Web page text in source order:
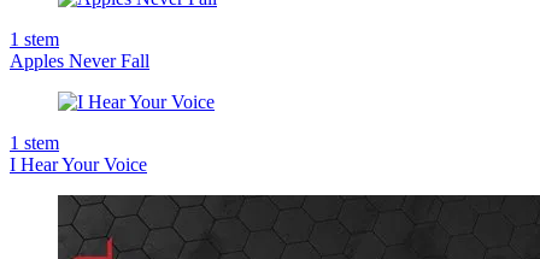
1 stem
Apples Never Fall
1 stem
I Hear Your Voice